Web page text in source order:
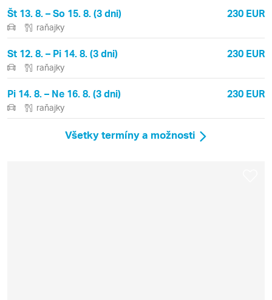
Št 13. 8. – So 15. 8. (3 dni) 230 EUR
raňajky
St 12. 8. – Pi 14. 8. (3 dni) 230 EUR
raňajky
Pi 14. 8. – Ne 16. 8. (3 dni) 230 EUR
raňajky
Všetky termíny a možnosti